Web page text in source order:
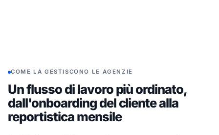
COME LA GESTISCONO LE AGENZIE
Un flusso di lavoro più ordinato,
dall'onboarding del cliente alla
reportistica mensile